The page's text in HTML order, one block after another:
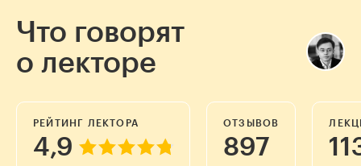
Уже во время курса
Что говорят
о лекторе
РЕЙТИНГ ЛЕКТОРА
4,9
ОТЗЫВОВ
897